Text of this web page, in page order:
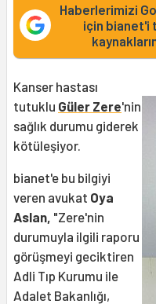
Haberlerimizi
için bianet'i
Kanser hastası
tutuklu Güler Zere'nin
sağlık durumu giderek
kötüleşiyor.
bianet'e bu bilgiyi
veren avukat Oya
Aslan, "Zere'nin
durumuyla ilgili raporu
görüşmeyi geciktiren
Adli Tıp Kurumu ile
Adalet Bakanlığı,